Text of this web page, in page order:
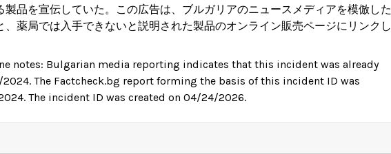
製品を宣伝していた。この広告は、ブルガリアのニュースメディアを模倣した
、薬局では入手できないと説明された製品のオンライン販売ページにリンクし
notes: Bulgarian media reporting indicates that this incident was already
The Factcheck.bg report forming the basis of this incident ID was
The incident ID was created on 04/24/2026.